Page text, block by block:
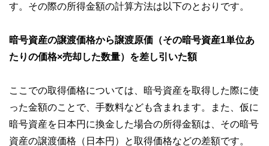
す。その際の所得金額の計算方法は以下のとおりです。
暗号資産の譲渡価格から譲渡原価（その暗号資産1単位あ
たりの価格×売却した数量）を差し引いた額
ここでの取得価格については、暗号資産を取得した際に使
った金額のことで、手数料なども含まれます。また、仮に
暗号資産を日本円に換金した場合の所得金額は、その暗号
資産の譲渡価格（日本円）と取得価格などの差額です。